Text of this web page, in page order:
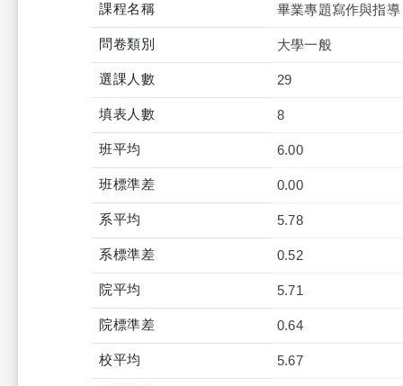
課程名稱 畢業專題寫作與指導
問卷類別 大學一般
選課人數 29
填表人數 8
班平均 6.00
班標準差 0.00
系平均 5.78
系標準差 0.52
院平均 5.71
院標準差 0.64
校平均 5.67